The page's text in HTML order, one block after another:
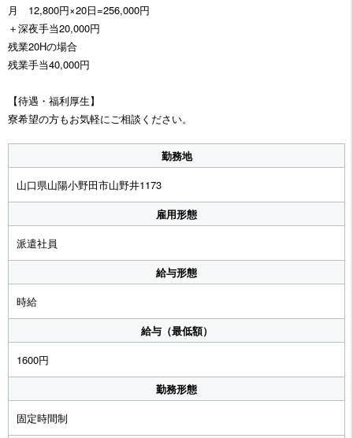
月 12,800円×20日=256,000円
＋深夜手当20,000円
残業20Hの場合
残業手当40,000円
【待遇・福利厚生】
寮希望の方もお気軽にご相談ください。
勤務地
山口県山陽小野田市山野井1173
雇用形態
派遣社員
給与形態
時給
給与（最低額）
1600円
勤務形態
固定時間制